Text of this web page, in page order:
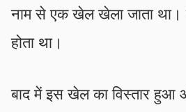
नाम से एक खेल खेला जाता था।
होता था।
बाद में इस खेल का विस्तार